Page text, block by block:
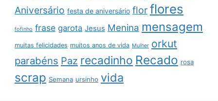
Aniversário festa de aniversário flor flores
fofinho frase garota Jesus Menina mensagem
muitas felicidades muitos anos de vida Mulher orkut
parabéns Paz recadinho Recado rosa
scrap Semana ursinho vida